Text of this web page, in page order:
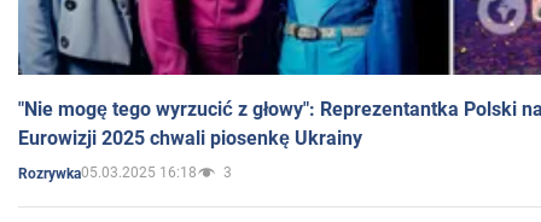
"Nie mogę tego wyrzucić z głowy": Reprezentantka Polski
Eurowizji 2025 chwali piosenkę Ukrainy
Rozrywka05.03.2025 16:18 3